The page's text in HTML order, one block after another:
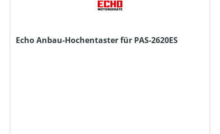
Echo Anbau-Hochentaster für PAS-2620ES